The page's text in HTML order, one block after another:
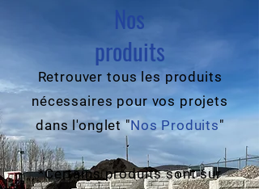
Nos
produits
Retrouver tous les produits
nécessaires pour vos projets
dans l'onglet "Nos Produits"
*Certains produits sont sur